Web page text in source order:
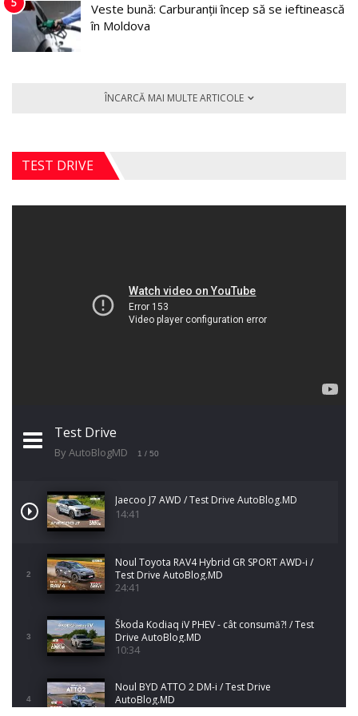
5
Veste bună: Carburanții încep să se ieftinească
în Moldova
ÎNCARCĂ MAI MULTE ARTICOLE
TEST DRIVE
Test Drive
By AutoBlogMD 1 / 50
Jaecoo J7 AWD / Test Drive AutoBlog.MD
14:41
2
Noul Toyota RAV4 Hybrid GR SPORT AWD-i /
Test Drive AutoBlog.MD
24:41
3
Škoda Kodiaq iV PHEV - cât consumă?! / Test
Drive AutoBlog.MD
10:34
4
Noul BYD ATTO 2 DM-i / Test Drive
AutoBlog.MD
17:35